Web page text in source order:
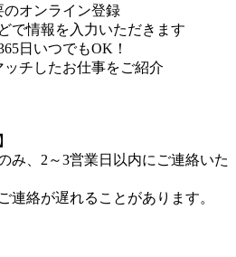
オンライン登録
情報を入力いただきます
日いつでもOK！
チしたお仕事をご紹介
み、2～3営業日以内にご連絡いた
絡が遅れることがあります。